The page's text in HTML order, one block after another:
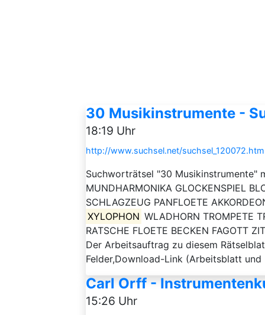
30 Musikinstrumente -
18:19 Uhr
http://www.suchsel.net/
Suchworträtsel "30 Musikinstrumente"
MUNDHARMONIKA GLOCKENSPIEL
SCHLAGZEUG PANFLOETE
XYLOPHON WLADHORN TROMPETE
RATSCHE FLOETE BECKEN FAGOTT
Der Arbeitsauftrag zu diesem
Felder,Download-Link (Arbeitsblatt und
Carl Orff -
15:26 Uhr